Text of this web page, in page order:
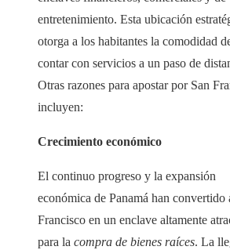
entretenimiento. Esta ubicación
otorga a los habitantes la comodidad
contar con servicios a un paso de
Otras razones para apostar por San
incluyen:
Crecimiento económico
El continuo progreso y la expansión
económica de Panamá han convertido
Francisco en un enclave altamente
para la compra de bienes raíces. La